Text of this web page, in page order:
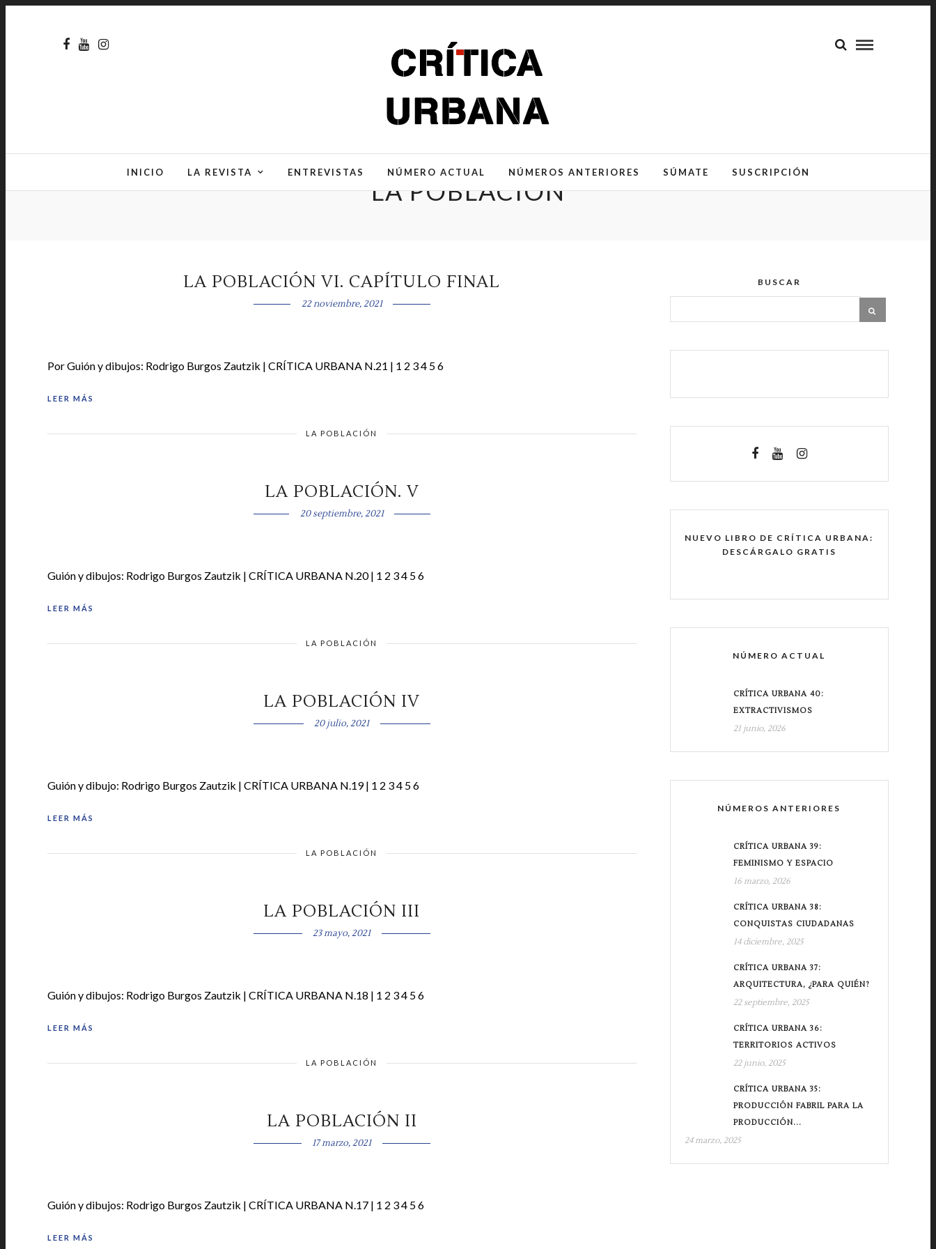
INICIO LA REVISTA ENTREVISTAS NÚMERO ACTUAL NÚMEROS ANTERIORES SÚMATE SUSCRIPCIÓN
LA POBLACIÓN
LA POBLACIÓN VI. CAPÍTULO FINAL
22 noviembre, 2021
Por Guión y dibujos: Rodrigo Burgos Zautzik | CRÍTICA URBANA N.21 | 1 2 3 4 5 6
LEER MÁS
LA POBLACIÓN
LA POBLACIÓN. V
20 septiembre, 2021
Guión y dibujos: Rodrigo Burgos Zautzik | CRÍTICA URBANA N.20 | 1 2 3 4 5 6
LEER MÁS
LA POBLACIÓN
LA POBLACIÓN IV
20 julio, 2021
Guión y dibujo: Rodrigo Burgos Zautzik | CRÍTICA URBANA N.19 | 1 2 3 4 5 6
LEER MÁS
LA POBLACIÓN
LA POBLACIÓN III
23 mayo, 2021
Guión y dibujos: Rodrigo Burgos Zautzik | CRÍTICA URBANA N.18 | 1 2 3 4 5 6
LEER MÁS
LA POBLACIÓN
LA POBLACIÓN II
17 marzo, 2021
Guión y dibujos: Rodrigo Burgos Zautzik | CRÍTICA URBANA N.17 | 1 2 3 4 5 6
LEER MÁS
BUSCAR
NUEVO LIBRO DE CRÍTICA URBANA:
DESCÁRGALO GRATIS
NÚMERO ACTUAL
CRÍTICA URBANA 40:
EXTRACTIVISMOS
21 junio, 2026
NÚMEROS ANTERIORES
CRÍTICA URBANA 39:
FEMINISMO Y ESPACIO
16 marzo, 2026
CRÍTICA URBANA 38:
CONQUISTAS CIUDADANAS
14 diciembre, 2025
CRÍTICA URBANA 37:
ARQUITECTURA, ¿PARA QUIÉN?
22 septiembre, 2025
CRÍTICA URBANA 36:
TERRITORIOS ACTIVOS
22 junio, 2025
CRÍTICA URBANA 35:
PRODUCCIÓN FABRIL PARA LA
PRODUCCIÓN...
24 marzo, 2025